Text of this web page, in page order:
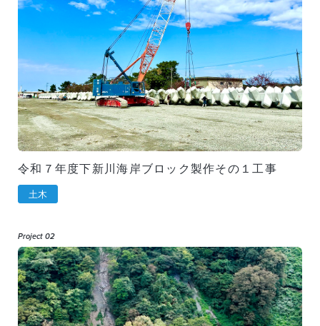
令和７年度下新川海岸ブロック製作その１工事
土木
Project 02